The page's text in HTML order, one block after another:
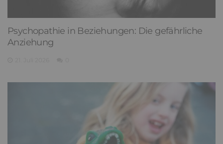
Psychopathie in Beziehungen: Die gefährliche
Anziehung